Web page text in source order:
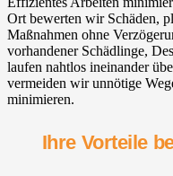
Ort bewerten wir Schäden,
Maßnahmen ohne
vorhandener Schädlinge,
laufen nahtlos ineinander
vermeiden wir unnötige
minimieren.
Ihre Vorteile